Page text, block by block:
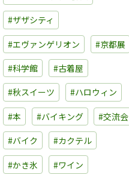
#ザザシティ
#エヴァンゲリオン #京都展
#科学館 #古着屋
#秋スイーツ #ハロウィン
#本 #バイキング #交流会
#バイク #カクテル
#かき氷 #ワイン